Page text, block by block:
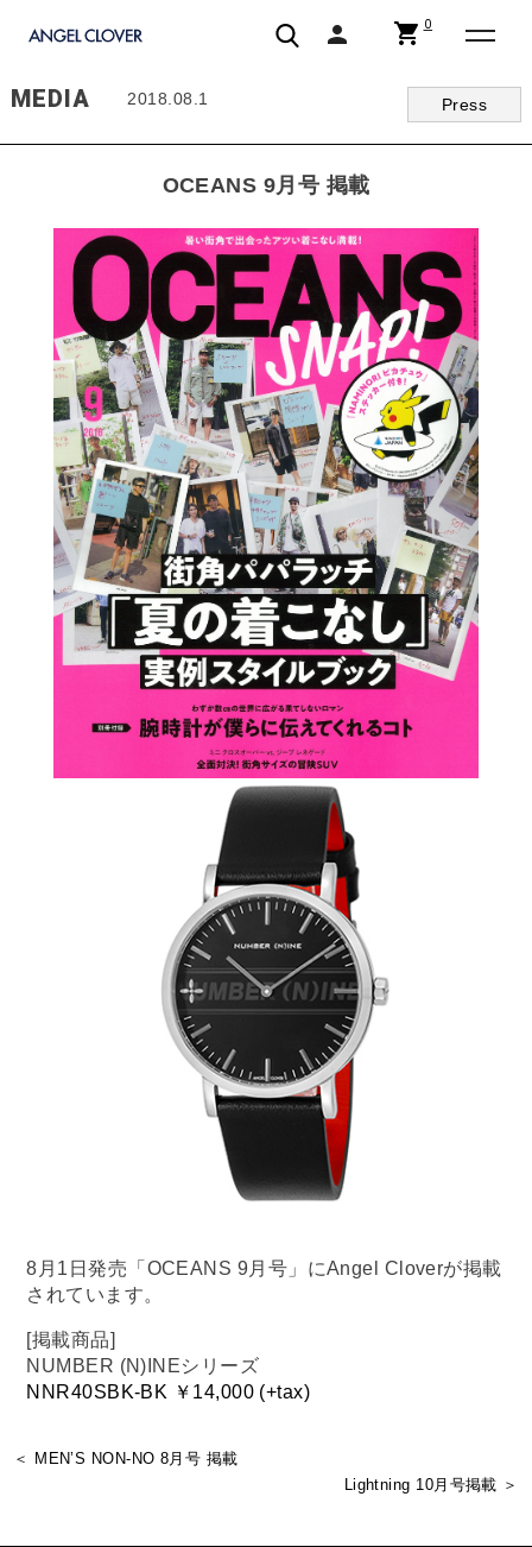
エンジェルクローバー | ANGEL CLOVER
person shopping_cart 0
MEDIA 2018.08.1 Press
OCEANS 9月号 掲載
8月1日発売「OCEANS 9月号」にAngel Cloverが掲載
されています。
[掲載商品]
NUMBER (N)INEシリーズ
NNR40SBK-BK ￥14,000 (+tax)
＜ MEN’S NON-NO 8月号 掲載
Lightning 10月号掲載 ＞